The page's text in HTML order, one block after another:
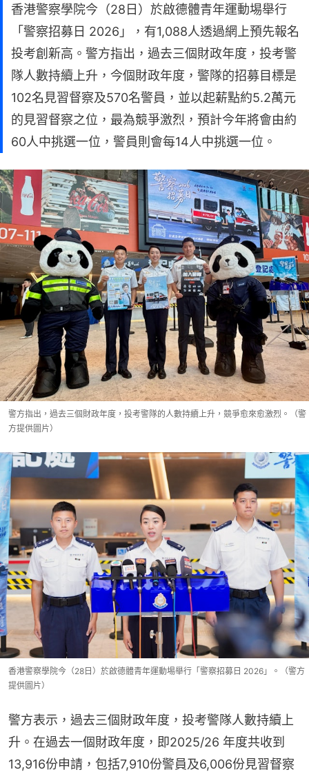
香港警察學院今（28日）於啟德體青年運動埸舉行
「警察招募日 2026」，有1,088人透過網上預先報名
投考創新高。警方指出，過去三個財政年度，投考警
隊人數持續上升，今個財政年度，警隊的招募目標是
102名見習督察及570名警員，並以起薪點約5.2萬元
的見習督察之位，最為競爭激烈，預計今年將會由約
60人中挑選一位，警員則會每14人中挑選一位。
警方指出，過去三個財政年度，投考警隊的人數持續上升，競爭愈來愈激烈。（警
方提供圖片）
香港警察學院今（28日）於啟德體青年運動埸舉行「警察招募日 2026」。（警方
提供圖片）
警方表示，過去三個財政年度，投考警隊人數持續上
升。在過去一個財政年度，即2025/26 年度共收到
13,916份申請，包括7,910份警員及6,006份見習督察